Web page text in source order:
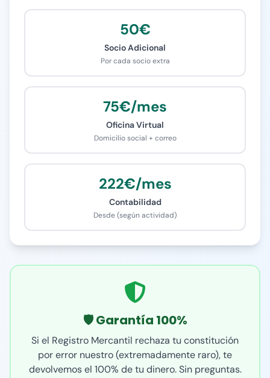
50€
Socio Adicional
Por cada socio extra
75€/mes
Oficina Virtual
Domicilio social + correo
222€/mes
Contabilidad
Desde (según actividad)
🛡️ Garantía 100%
Si el Registro Mercantil rechaza tu constitución
por error nuestro (extremadamente raro), te
devolvemos el 100% de tu dinero. Sin preguntas.